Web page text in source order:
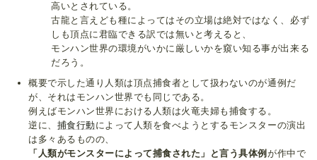
高いとされている。
古龍と言えども種によってはその立場は絶対ではなく、必ず
しも頂点に君臨できる訳では無いと考えると、
モンハン世界の環境がいかに厳しいかを窺い知る事が出来る
だろう。
概要で示した通り人類は頂点捕食者として扱わないのが通例だ
が、それはモンハン世界でも同じである。
例えばモンハン世界における人類は火竜夫婦も捕食する。
逆に、 捕食行動によって人類を食べようとするモンスターの演出
は多々あるものの、
「人類がモンスターによって捕食された」と言う具体例 が作中で